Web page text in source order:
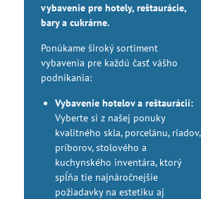
vybavenie pre hotely, reštaurácie,
bary a cukrárne.
Ponúkame široký sortiment
vybavenia pre každú časť vášho
podnikania:
Vybavenie hotelov a reštaurácií:
Vyberte si z našej ponuky
kvalitného skla, porcelánu, riadov,
príborov, stolového a
kuchynského inventára, ktorý
spĺňa tie najnáročnejšie
požiadavky na estetiku aj